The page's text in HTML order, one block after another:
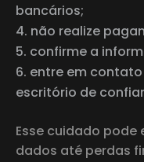
bancários;
não realize
confirme a
entre em
escritório de
Esse cuidado
dados até perdas